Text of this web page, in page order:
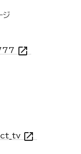
ジ
open_in_new
open_in_new